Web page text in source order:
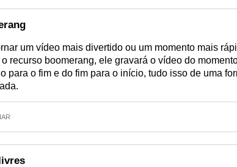
um vídeo mais divertido ou um momento mais
recurso boomerang, ele gravará o vídeo do
para o fim e do fim para o início, tudo isso de uma